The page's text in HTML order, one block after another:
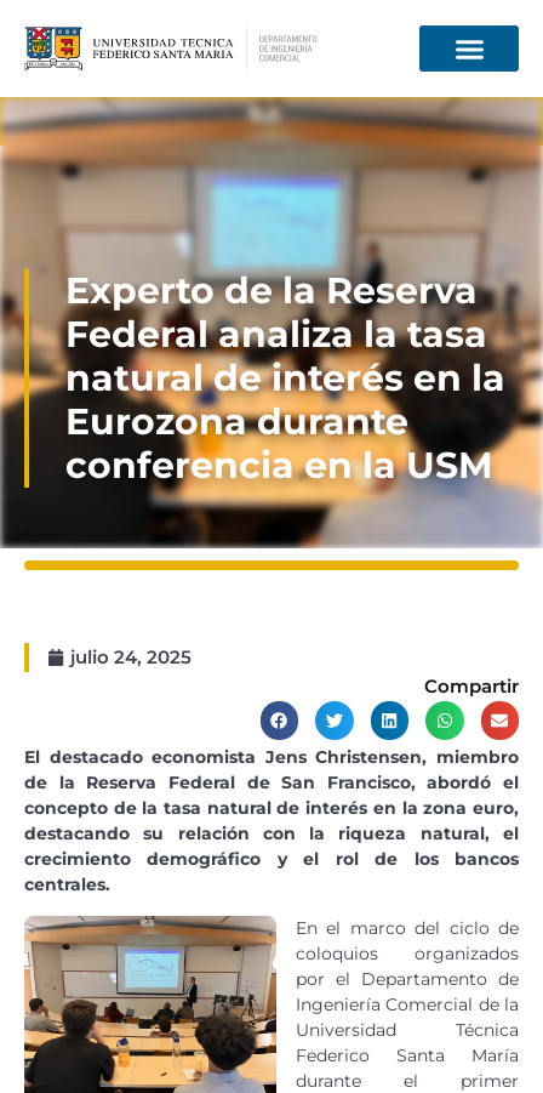
Información para
Experto de la Reserva
Federal analiza la tasa
natural de interés en la
Eurozona durante
conferencia en la USM
julio 24, 2025
Compartir
El destacado economista Jens Christensen, miembro
de la Reserva Federal de San Francisco, abordó el
concepto de la tasa natural de interés en la zona euro,
destacando su relación con la riqueza natural, el
crecimiento demográfico y el rol de los bancos
centrales.
En el marco del ciclo de
coloquios organizados
por el Departamento de
Ingeniería Comercial de la
Universidad Técnica
Federico Santa María
durante el primer